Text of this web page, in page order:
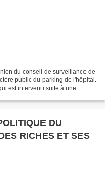
du conseil de surveillance de
public du parking de l'hôpital.
est intervenu suite à une
DU
RICHES ET SES